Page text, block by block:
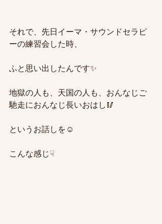
それで、先日イーマ・サウンドセラピ
ーの練習会した時、
ふと思い出したんです✨
地獄の人も、天国の人も、おんなじご
馳走におんなじ長いおはし🥢
というお話しを☺️
こんな感じ☟